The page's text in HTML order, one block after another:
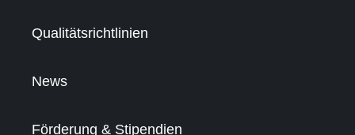
Qualitätsrichtlinien
News
Förderung & Stipendien